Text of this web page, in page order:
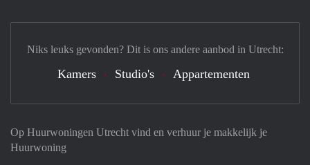
Op Huurwoningen Utrecht vind en verhuur je makkelijk je
Huurwoning
Niks leuks gevonden? Dit is ons andere aanbod in Utrecht:
Kamers Studio's Appartementen